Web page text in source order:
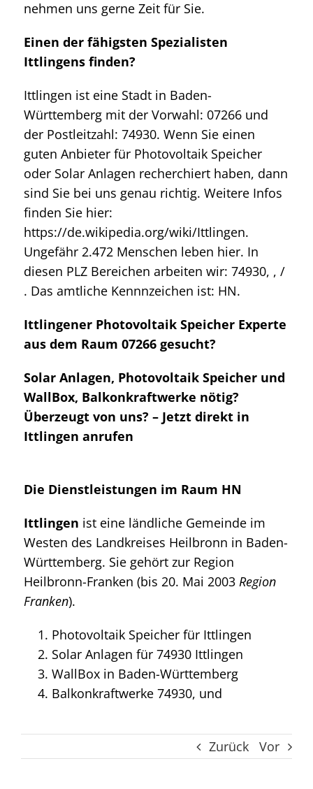
nehmen uns gerne Zeit für Sie.
Einen der fähigsten Spezialisten
Ittlingens finden?
Ittlingen ist eine Stadt in Baden-
Württemberg mit der Vorwahl: 07266 und
der Postleitzahl: 74930. Wenn Sie einen
guten Anbieter für Photovoltaik Speicher
oder Solar Anlagen recherchiert haben, dann
sind Sie bei uns genau richtig. Weitere Infos
finden Sie hier:
https://de.wikipedia.org/wiki/Ittlingen.
Ungefähr 2.472 Menschen leben hier. In
diesen PLZ Bereichen arbeiten wir: 74930, , /
. Das amtliche Kennnzeichen ist: HN.
Ittlingener Photovoltaik Speicher Experte
aus dem Raum 07266 gesucht?
Solar Anlagen, Photovoltaik Speicher und
WallBox, Balkonkraftwerke nötig?
Überzeugt von uns? – Jetzt direkt in
Ittlingen anrufen
Die Dienstleistungen im Raum HN
Ittlingen ist eine ländliche Gemeinde im
Westen des Landkreises Heilbronn in Baden-
Württemberg. Sie gehört zur Region
Heilbronn-Franken (bis 20. Mai 2003 Region
Franken).
Photovoltaik Speicher für Ittlingen
Solar Anlagen für 74930 Ittlingen
WallBox in Baden-Württemberg
Balkonkraftwerke 74930, und
Zurück Vor